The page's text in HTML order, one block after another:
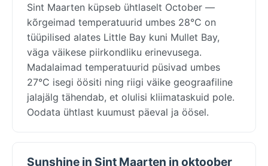
Sint Maarten küpseb ühtlaselt October —
kõrgeimad temperatuurid umbes 28°C on
tüüpilised alates Little Bay kuni Mullet Bay,
väga väikese piirkondliku erinevusega.
Madalaimad temperatuurid püsivad umbes
27°C isegi öösiti ning riigi väike geograafiline
jalajälg tähendab, et olulisi kliimataskuid pole.
Oodata ühtlast kuumust päeval ja öösel.
Sunshine in Sint Maarten in oktoober